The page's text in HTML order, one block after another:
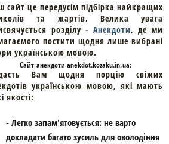
сайт це передусім підбірка найкращих
та жартів. Велика увага
розділу - Анекдоти, де ми
постити щодня лише вибрані
українською мовою.
Cайт анекдоти anekdot.kozaku.in.ua:
Вам щодня порцію свіжих
українською мовою, які мають
якості:
- Легко запам'ятовується: не варто
докладати багато зусиль для оволодіння